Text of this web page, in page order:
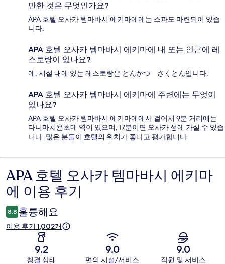
만한 것은 무엇인가요?
APA 호텔 오사카 템마바시 에키마에에는 스파도 마련되어 있습
니다.
APA 호텔 오사카 템마바시 에키마에 내 또는 인근에 레
스토랑이 있나요?
예, 시설 내에 있는 레스토랑은 とんかつ さくとん입니다.
APA 호텔 오사카 템마바시 에키마에 주변에는 무엇이
있나요?
APA 호텔 오사카 템마바시 에키마에에서 걸어서 9분 거리에는
다니마치욘초메 역이 있으며, 17분이면 오사카 성에 가실 수 있습
니다. 많은 분들이 호텔의 위치가 좋다고 평가합니다.
이
용
후
기
APA 호텔 오사카 템마바시 에키마
에 이용 후기
8.8 훌륭해요
이용 후기 1,002개
9.2
청결 상태
9.0
편의 시설/서비스
9.0
직원 및 서비스